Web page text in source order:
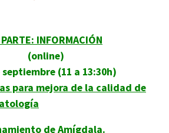
INFORMACIÓN
(online)
septiembre (11 a 13:30h)
para mejora de la calidad de
de Amígdala.